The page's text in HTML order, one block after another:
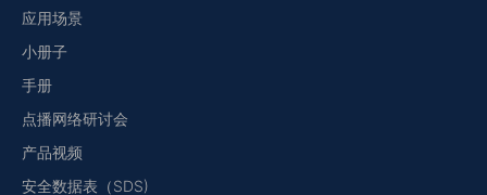
应用场景
小册子
手册
点播网络研讨会
产品视频
安全数据表（SDS)